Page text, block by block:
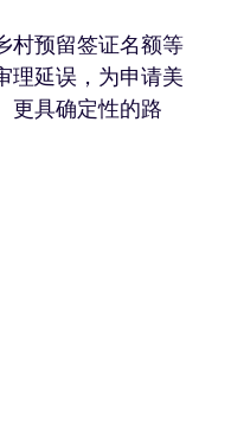
村预留签证名额等
理延误，为申请美
更具确定性的路